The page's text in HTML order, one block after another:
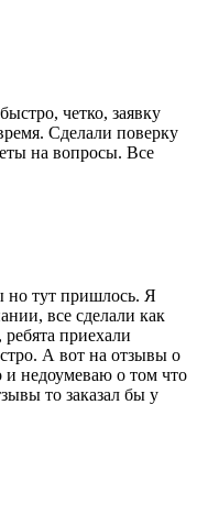
четко, заявку
Сделали поверку
на вопросы. Все
но тут пришлось. Я
все сделали как
приехали
А вот на отзывы о
и недоумеваю о том что
то заказал бы у